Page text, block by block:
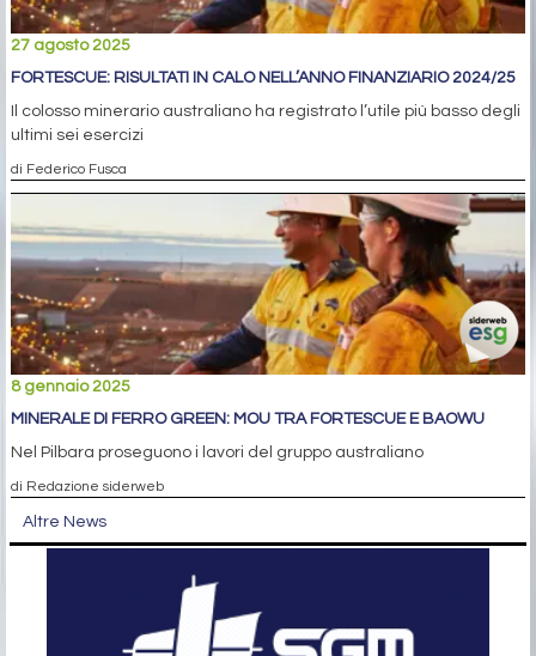
27 agosto 2025
FORTESCUE: RISULTATI IN CALO NELL’ANNO FINANZIARIO 2024/25
Il colosso minerario australiano ha registrato l’utile più basso degli
ultimi sei esercizi
di Federico Fusca
8 gennaio 2025
MINERALE DI FERRO GREEN: MOU TRA FORTESCUE E BAOWU
Nel Pilbara proseguono i lavori del gruppo australiano
di Redazione siderweb
Altre News